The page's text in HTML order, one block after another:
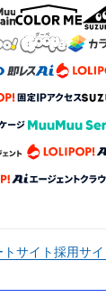
サイト採用サイ